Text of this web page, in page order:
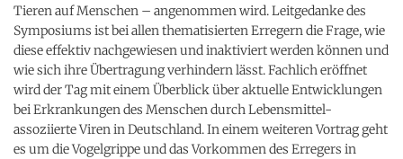
Tieren auf Menschen – angenommen wird. Leitgedanke des
Symposiums ist bei allen thematisierten Erregern die Frage, wie
diese effektiv nachgewiesen und inaktiviert werden können und
wie sich ihre Übertragung verhindern lässt. Fachlich eröffnet
wird der Tag mit einem Überblick über aktuelle Entwicklungen
bei Erkrankungen des Menschen durch Lebensmittel-
assoziierte Viren in Deutschland. In einem weiteren Vortrag geht
es um die Vogelgrippe und das Vorkommen des Erregers in